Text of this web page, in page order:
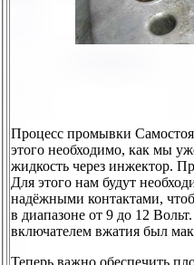
Процесс промывки
этого необходимо, как мы
жидкость через инжектор.
Для этого нам будут
надёжными контактами,
в диапазоне от 9 до 12
включателем вжатия был
Теперь важно обеспечить